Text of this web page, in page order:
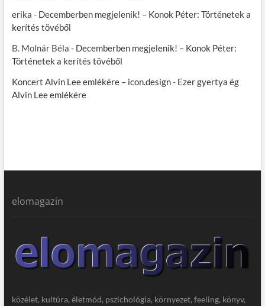
erika - Decemberben megjelenik! – Konok Péter: Történetek a
kerítés tövéből
B. Molnár Béla - Decemberben megjelenik! – Konok Péter:
Történetek a kerítés tövéből
Koncert Alvin Lee emlékére – icon.design- Ezer gyertya ég
Alvin Lee emlékére
elomagazin
közélet, kultúra, életmód, pszichológia, környezet, feeling, könyv,